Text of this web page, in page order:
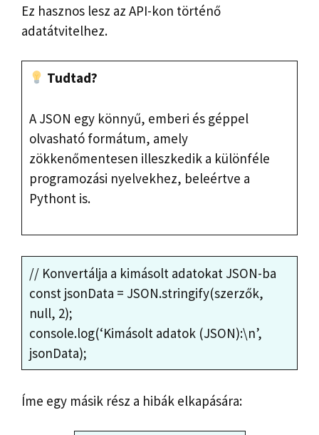
Ez hasznos lesz az API-kon történő
adatátvitelhez.
Tudtad?
A JSON egy könnyű, emberi és géppel
olvasható formátum, amely
zökkenőmentesen illeszkedik a különféle
programozási nyelvekhez, beleértve a
Pythont is.
// Konvertálja a kimásolt adatokat JSON-ba
const jsonData = JSON.stringify(szerzők,
null, 2);
console.log(‘Kimásolt adatok (JSON):\n’,
jsonData);
Íme egy másik rész a hibák elkapására: